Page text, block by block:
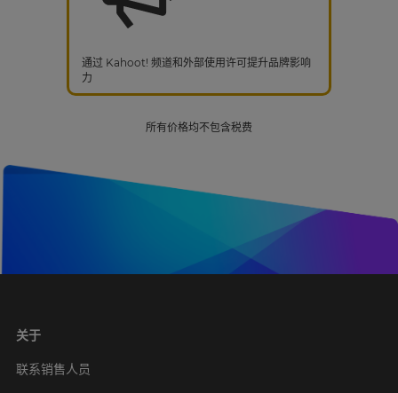
通过 Kahoot! 频道和外部使用许可提升品牌影响
力
所有价格均不包含税费
关于
联系销售人员